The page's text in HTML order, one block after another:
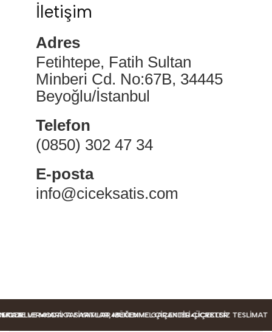
İletişim
Adres
Fetihtepe, Fatih Sultan
Minberi Cd. No:67B, 34445
Beyoğlu/İstanbul
Telefon
(0850) 302 47 34
E-posta
info@ciceksatis.com
HARIKA FIYATLAR, MÜKEMMEL ÇIÇEKLER ÜCRETSIZ TESLIMAT
TAZE VE MODA TASARIMLAR BEĞENME GARANTILI ÇIÇEKLER